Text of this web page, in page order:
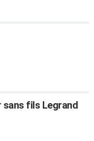
sans fils Legrand